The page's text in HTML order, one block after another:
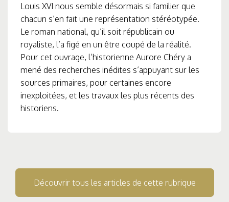
Louis XVI nous semble désormais si familier que
chacun s’en fait une représentation stéréotypée.
Le roman national, qu’il soit républicain ou
royaliste, l’a figé en un être coupé de la réalité.
Pour cet ouvrage, l’historienne Aurore Chéry a
mené des recherches inédites s’appuyant sur les
sources primaires, pour certaines encore
inexploitées, et les travaux les plus récents des
historiens.
Découvrir tous les articles de cette rubrique